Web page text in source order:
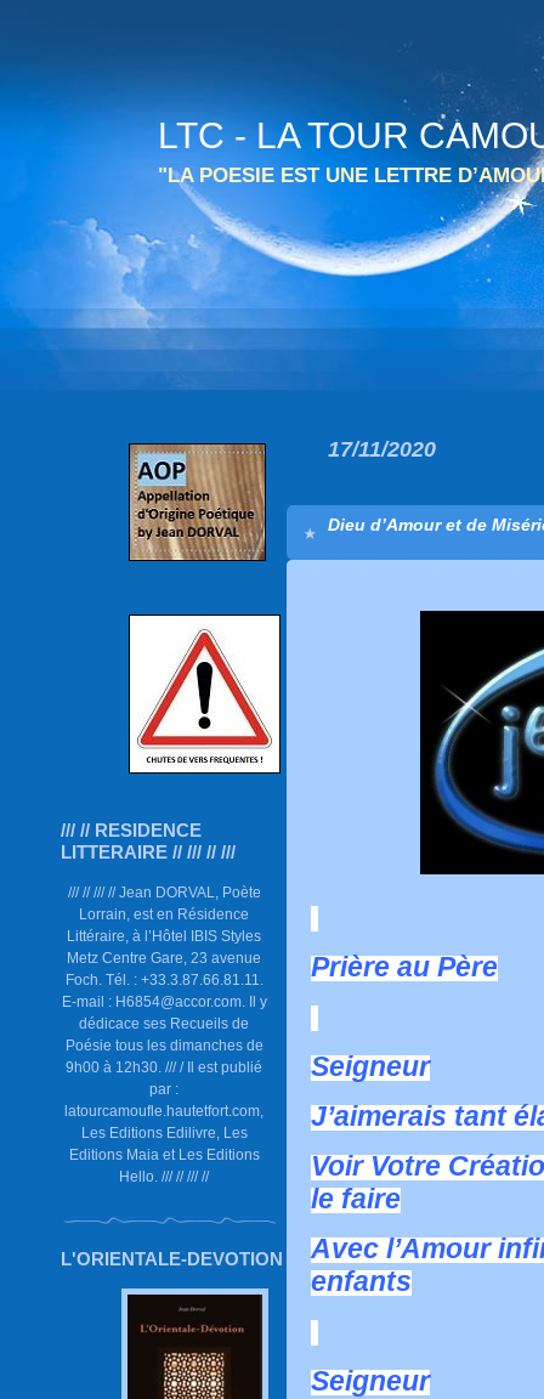
LTC - LA TOUR
"LA POESIE EST UNE LETTRE
/// // RESIDENCE
LITTERAIRE // /// // ///
/// // /// // Jean DORVAL, Poète
Lorrain, est en Résidence
Littéraire, à l’Hôtel IBIS Styles
Metz Centre Gare, 23 avenue
Foch. Tél. : +33.3.87.66.81.11.
E-mail : H6854@accor.com. Il y
dédicace ses Recueils de
Poésie tous les dimanches de
9h00 à 12h30. /// / Il est publié
par :
latourcamoufle.hautetfort.com,
Les Editions Edilivre, Les
Editions Maia et Les Editions
Hello. /// // /// //
L'ORIENTALE-DEVOTION
17/11/2020
Dieu d’Amour et de
Prière au Père
Seigneur
J’aimerais tant
Voir Votre
le faire
Avec l’Amour
enfants
Seigneur